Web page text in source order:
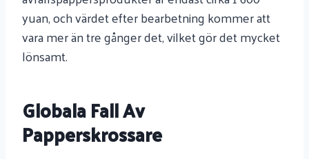
yuan, och värdet efter bearbetning kommer att
vara mer än tre gånger det, vilket gör det mycket
lönsamt.
Globala Fall Av
Papperskrossare